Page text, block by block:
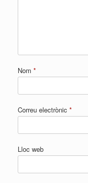
Nom *
Correu electrònic *
Lloc web